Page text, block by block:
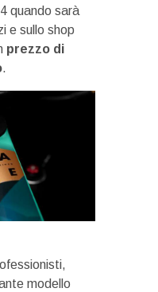
quando sarà
e sullo shop
prezzo di
.
modello